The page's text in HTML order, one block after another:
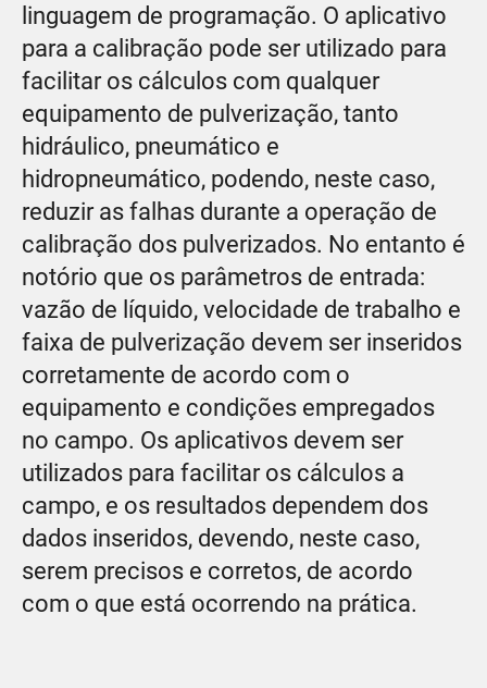
linguagem de programação. O aplicativo
para a calibração pode ser utilizado para
facilitar os cálculos com qualquer
equipamento de pulverização, tanto
hidráulico, pneumático e
hidropneumático, podendo, neste caso,
reduzir as falhas durante a operação de
calibração dos pulverizados. No entanto é
notório que os parâmetros de entrada:
vazão de líquido, velocidade de trabalho e
faixa de pulverização devem ser inseridos
corretamente de acordo com o
equipamento e condições empregados
no campo. Os aplicativos devem ser
utilizados para facilitar os cálculos a
campo, e os resultados dependem dos
dados inseridos, devendo, neste caso,
serem precisos e corretos, de acordo
com o que está ocorrendo na prática.